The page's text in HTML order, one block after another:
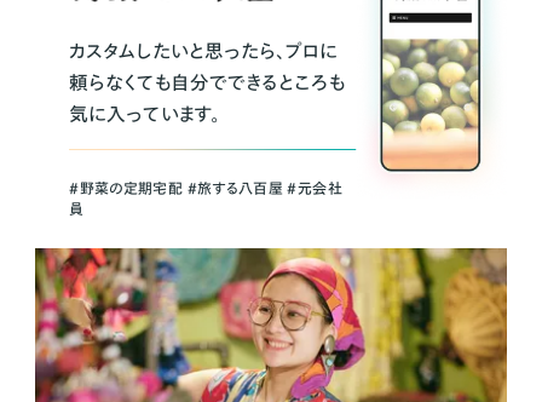
カスタムしたいと思ったら、プロに
頼らなくても自分でできるところも
気に入っています。
＃野菜の定期宅配 ＃旅する八百屋 ＃元会社
員